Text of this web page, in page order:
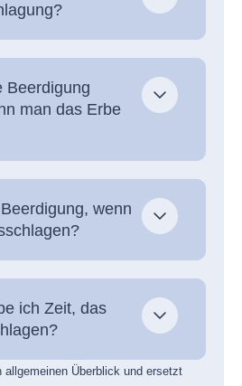
Beerdigung
man das Erbe
wenn
ich Zeit, das
allgemeinen Überblick und ersetzt